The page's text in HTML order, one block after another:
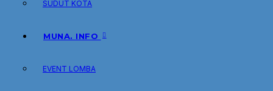
SUDUT KOTA
MUNA. INFO
EVENT LOMBA